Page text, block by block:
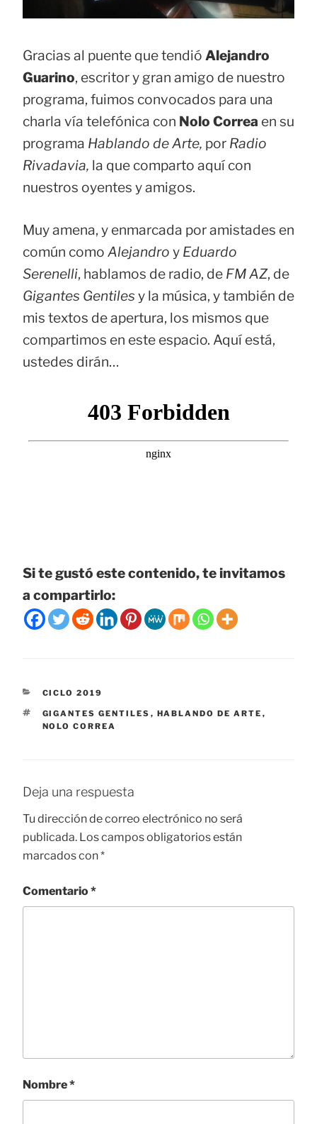
Gracias al puente que tendió Alejandro
Guarino, escritor y gran amigo de nuestro
programa, fuimos convocados para una
charla vía telefónica con Nolo Correa en su
programa Hablando de Arte, por Radio
Rivadavia, la que comparto aquí con
nuestros oyentes y amigos.
Muy amena, y enmarcada por amistades en
común como Alejandro y Eduardo
Serenelli, hablamos de radio, de FM AZ, de
Gigantes Gentiles y la música, y también de
mis textos de apertura, los mismos que
compartimos en este espacio. Aquí está,
ustedes dirán…
Si te gustó este contenido, te invitamos
a compartirlo:
CATEGORÍAS
CICLO 2019
ETIQUETAS
GIGANTES GENTILES , HABLANDO DE ARTE ,
NOLO CORREA
Deja una respuesta
Tu dirección de correo electrónico no será
publicada. Los campos obligatorios están
marcados con*
Comentario*
Nombre*